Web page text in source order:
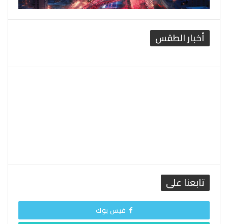
أخبار الطقس
تابعنا على
فيس بوك